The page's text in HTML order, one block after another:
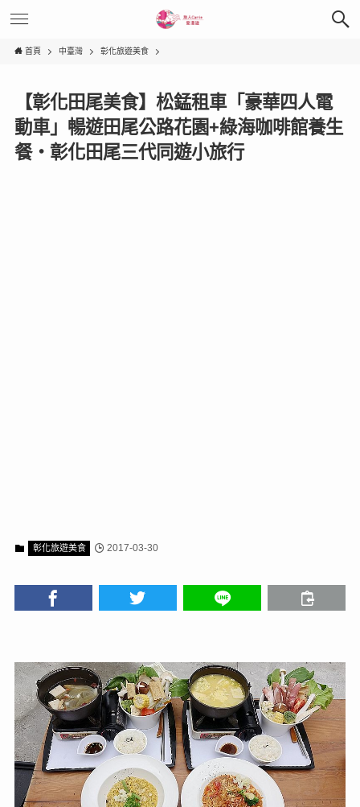
首頁 中臺灣 彰化旅遊美食
【彰化田尾美食】松錳租車「豪華四人電
動車」暢遊田尾公路花園+綠海咖啡館養生
餐‧彰化田尾三代同遊小旅行
彰化旅遊美食 2017-03-30